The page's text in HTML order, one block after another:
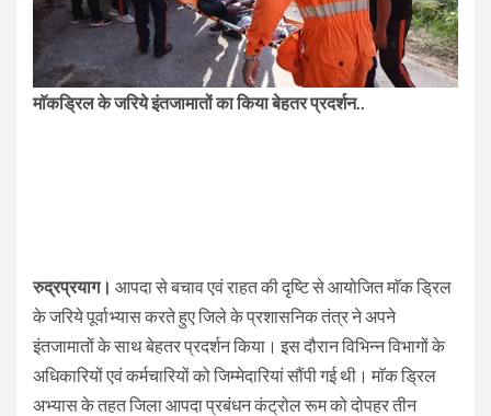
माॅकड्रिल के जरिये इंतजामातों का किया बेहतर प्रदर्शन..
रुद्रप्रयाग। आपदा से बचाव एवं राहत की दृष्टि से आयोजित माॅक ड्रिल
के जरिये पूर्वाभ्यास करते हुए जिले के प्रशासनिक तंत्र ने अपने
इंतजामातों के साथ बेहतर प्रदर्शन किया। इस दौरान विभिन्न विभागों के
अधिकारियों एवं कर्मचारियों को जिम्मेदारियां सौंपी गई थी। माॅक ड्रिल
अभ्यास के तहत जिला आपदा प्रबंधन कंट्रोल रूम को दोपहर तीन